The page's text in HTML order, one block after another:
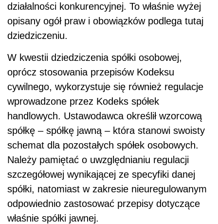
działalności konkurencyjnej. To właśnie wyżej
opisany ogół praw i obowiązków podlega tutaj
dziedziczeniu.
W kwestii dziedziczenia spółki osobowej,
oprócz stosowania przepisów Kodeksu
cywilnego, wykorzystuje się również regulacje
wprowadzone przez Kodeks spółek
handlowych. Ustawodawca określił wzorcową
spółkę – spółkę jawną – która stanowi swoisty
schemat dla pozostałych spółek osobowych.
Należy pamiętać o uwzględnianiu regulacji
szczegółowej wynikającej ze specyfiki danej
spółki, natomiast w zakresie nieuregulowanym
odpowiednio zastosować przepisy dotyczące
właśnie spółki jawnej.